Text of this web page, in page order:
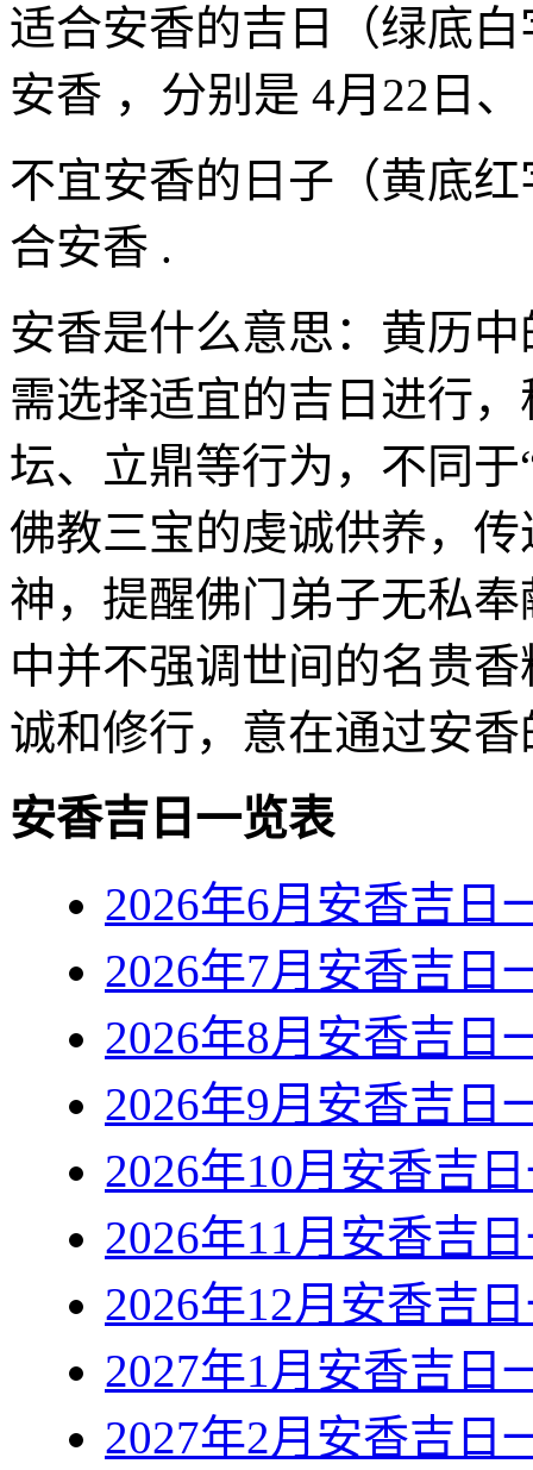
适合安香的吉日（绿底白
安香 ，分别是 4月22日、
不宜安香的日子（黄底红
合安香 .
安香是什么意思：黄历
需选择适宜的吉日进行
坛、立鼎等行为，不同于
佛教三宝的虔诚供养，
神，提醒佛门弟子无私
中并不强调世间的名贵
诚和修行，意在通过安
安香吉日一览表
2026年6月安香吉日
2026年7月安香吉日
2026年8月安香吉日
2026年9月安香吉日
2026年10月安香吉
2026年11月安香吉
2026年12月安香吉
2027年1月安香吉日
2027年2月安香吉日